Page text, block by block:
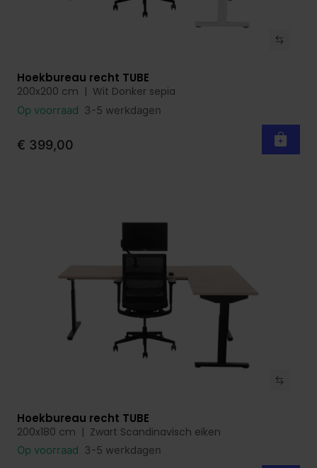
Bekijk product
Hoekbureau recht TUBE
200x200 cm | Wit Donker sepia
Op voorraad 3-5 werkdagen
€ 399,00
Bekijk product
Hoekbureau recht TUBE
200x180 cm | Zwart Scandinavisch eiken
Op voorraad 3-5 werkdagen